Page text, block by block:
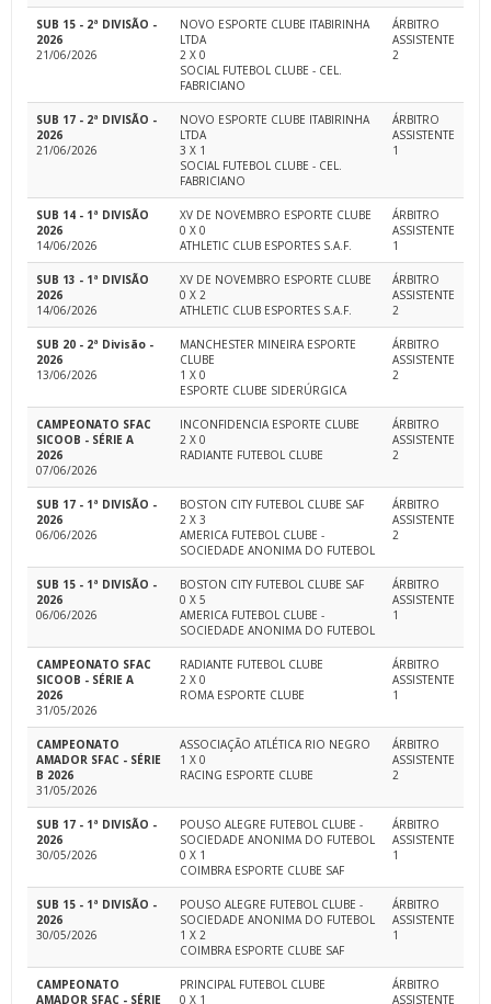
SUB 15 - 2ª DIVISÃO -
2026
21/06/2026
NOVO ESPORTE CLUBE ITABIRINHA
LTDA
2 X 0
SOCIAL FUTEBOL CLUBE - CEL.
FABRICIANO
ÁRBITRO
ASSISTENTE
2
SUB 17 - 2ª DIVISÃO -
2026
21/06/2026
NOVO ESPORTE CLUBE ITABIRINHA
LTDA
3 X 1
SOCIAL FUTEBOL CLUBE - CEL.
FABRICIANO
ÁRBITRO
ASSISTENTE
1
SUB 14 - 1ª DIVISÃO
2026
14/06/2026
XV DE NOVEMBRO ESPORTE CLUBE
0 X 0
ATHLETIC CLUB ESPORTES S.A.F.
ÁRBITRO
ASSISTENTE
1
SUB 13 - 1ª DIVISÃO
2026
14/06/2026
XV DE NOVEMBRO ESPORTE CLUBE
0 X 2
ATHLETIC CLUB ESPORTES S.A.F.
ÁRBITRO
ASSISTENTE
2
SUB 20 - 2ª Divisão -
2026
13/06/2026
MANCHESTER MINEIRA ESPORTE
CLUBE
1 X 0
ESPORTE CLUBE SIDERÚRGICA
ÁRBITRO
ASSISTENTE
2
CAMPEONATO SFAC
SICOOB - SÉRIE A
2026
07/06/2026
INCONFIDENCIA ESPORTE CLUBE
2 X 0
RADIANTE FUTEBOL CLUBE
ÁRBITRO
ASSISTENTE
2
SUB 17 - 1ª DIVISÃO -
2026
06/06/2026
BOSTON CITY FUTEBOL CLUBE SAF
2 X 3
AMERICA FUTEBOL CLUBE -
SOCIEDADE ANONIMA DO FUTEBOL
ÁRBITRO
ASSISTENTE
2
SUB 15 - 1ª DIVISÃO -
2026
06/06/2026
BOSTON CITY FUTEBOL CLUBE SAF
0 X 5
AMERICA FUTEBOL CLUBE -
SOCIEDADE ANONIMA DO FUTEBOL
ÁRBITRO
ASSISTENTE
1
CAMPEONATO SFAC
SICOOB - SÉRIE A
2026
31/05/2026
RADIANTE FUTEBOL CLUBE
2 X 0
ROMA ESPORTE CLUBE
ÁRBITRO
ASSISTENTE
1
CAMPEONATO
AMADOR SFAC - SÉRIE
B 2026
31/05/2026
ASSOCIAÇÃO ATLÉTICA RIO NEGRO
1 X 0
RACING ESPORTE CLUBE
ÁRBITRO
ASSISTENTE
2
SUB 17 - 1ª DIVISÃO -
2026
30/05/2026
POUSO ALEGRE FUTEBOL CLUBE -
SOCIEDADE ANONIMA DO FUTEBOL
0 X 1
COIMBRA ESPORTE CLUBE SAF
ÁRBITRO
ASSISTENTE
1
SUB 15 - 1ª DIVISÃO -
2026
30/05/2026
POUSO ALEGRE FUTEBOL CLUBE -
SOCIEDADE ANONIMA DO FUTEBOL
1 X 2
COIMBRA ESPORTE CLUBE SAF
ÁRBITRO
ASSISTENTE
1
CAMPEONATO
AMADOR SFAC - SÉRIE
PRINCIPAL FUTEBOL CLUBE
0 X 1
ÁRBITRO
ASSISTENTE